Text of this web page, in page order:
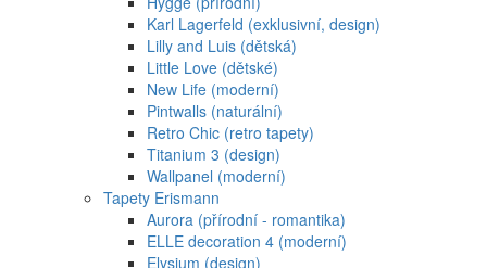
Karl Lagerfeld (exklusivní, design)
Lilly and Luis (dětská)
Little Love (dětské)
New Life (moderní)
Pintwalls (naturální)
Retro Chic (retro tapety)
Titanium 3 (design)
Wallpanel (moderní)
Tapety Erismann
Aurora (přírodní - romantika)
ELLE decoration 4 (moderní)
Elysium (design)